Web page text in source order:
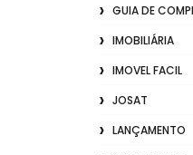
GUIA DE
IMOBILIÁRIA
IMOVEL FACIL
JOSAT
LANÇAMENTO